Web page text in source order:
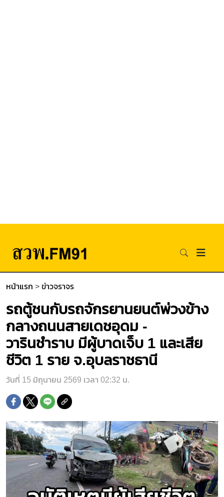
หน้าแรก > ข่าวจราจร
รถตู้ชนกับรถจักรยานยนต์พ่วงข้าง
กลางถนนสายเดชอุดม -
วารินชำราบ มีผู้บาดเจ็บ 1 และเสีย
ชีวิต 1 ราย จ.อุบลราชธานี
วันที่ 15 มิถุนายน 2569 เวลา 02:32 น.